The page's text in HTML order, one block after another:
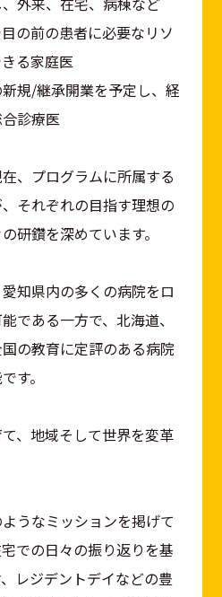
の前の患者に必要なリソ
る家庭医
規/継承開業を予定し、経
診療医
、プログラムに所属する
それぞれの目指す理想の
研鑽を深めています。
知県内の多くの病院をロ
である一方で、北海道、
の教育に定評のある病院
す。
て、地域そして世界を変革
うなミッションを掲げて
での日々の振り返りを基
レジデントデイなどの豊